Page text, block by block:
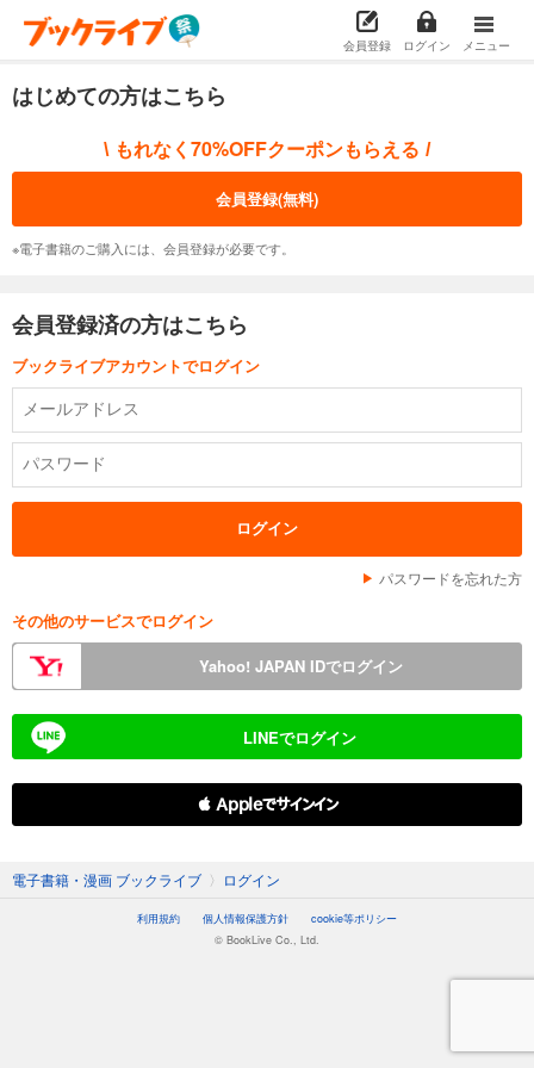
会員登録 ログイン メニュー
はじめての方はこちら
\ もれなく70%OFFクーポンもらえる /
会員登録(無料)
※電子書籍のご購入には、会員登録が必要です。
会員登録済の方はこちら
ブックライブアカウントでログイン
パスワードを忘れた方
その他のサービスでログイン
Yahoo! JAPAN IDでログイン
LINEでログイン
 Appleでサインイン
電子書籍・漫画 ブックライブ 〉 ログイン
利用規約 個人情報保護方針
cookie等ポリシー
© BookLive Co., Ltd.